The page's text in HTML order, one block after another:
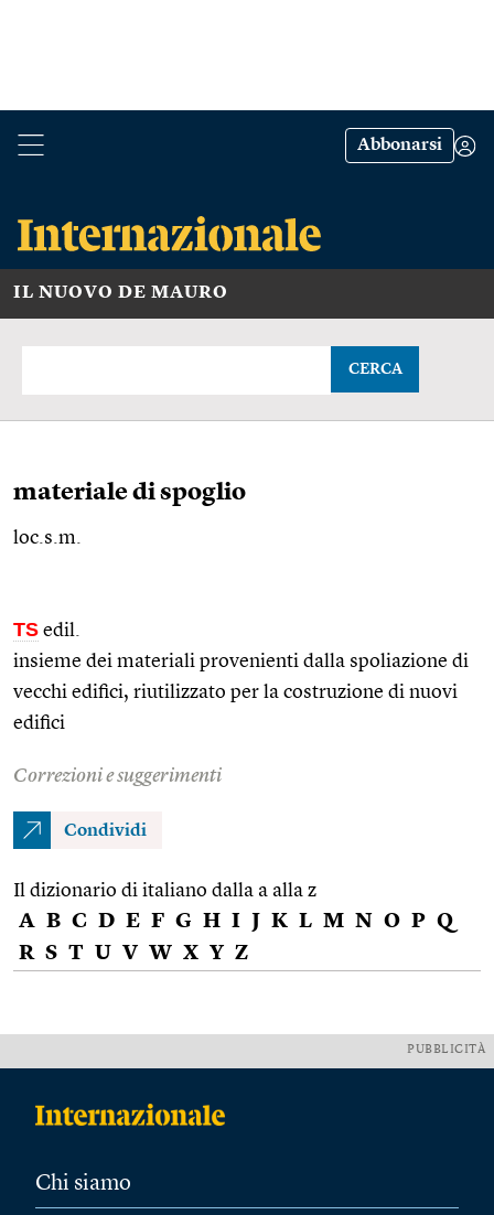
Abbonarsi
IL NUOVO DE MAURO
CERCA
materiale di spoglio
loc.s.m.
TS edil.
insieme dei materiali provenienti dalla spoliazione di
vecchi edifici, riutilizzato per la costruzione di nuovi
edifici
Correzioni e suggerimenti
Condividi
Il dizionario di italiano dalla a alla z
A B C D E F G H I J K L M N O P Q
R S T U V W X Y Z
PUBBLICITÀ
Chi siamo